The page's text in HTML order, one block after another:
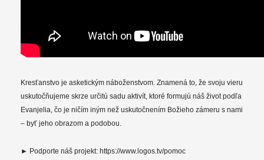
Kresťanstvo je asketickým náboženstvom. Znamená to, že svoju vieru
uskutočňujeme skrze určitú sadu aktivít, ktoré formujú náš život podľa
Evanjelia, čo je ničím iným než uskutočnením Božieho zámeru s nami
– byť jeho obrazom a podobou.
► Podporte náš projekt: https://www.logos.tv/pomoc